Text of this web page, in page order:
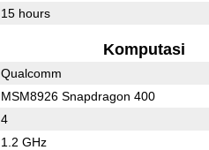
15 hours
Komputasi
Qualcomm
MSM8926 Snapdragon 400
4
1.2 GHz